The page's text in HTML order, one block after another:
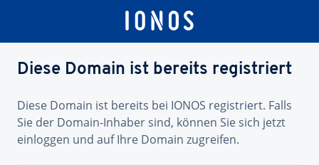
Diese Domain ist bereits registriert
Diese Domain ist bereits bei IONOS registriert. Falls
Sie der Domain-Inhaber sind, können Sie sich jetzt
einloggen und auf Ihre Domain zugreifen.